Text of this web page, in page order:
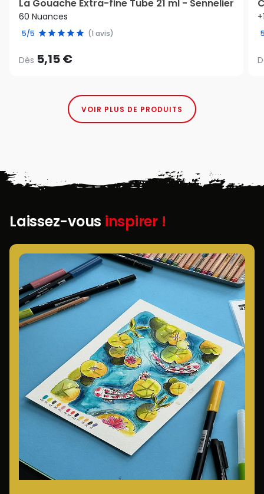
La Gouache Extra-fine Tube 21 ml - Sennelier
60 Nuances
5/5 (1 avis)
Dès 5,15 €
VOIR PLUS DE PRODUITS
Laissez-vous inspirer !